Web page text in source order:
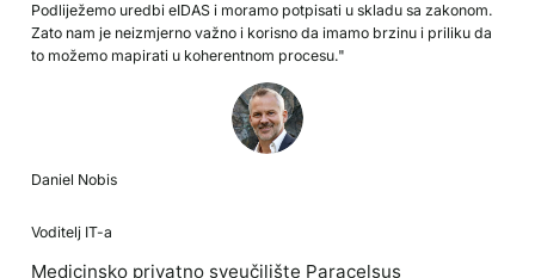
Podliježemo uredbi eIDAS i moramo potpisati u skladu sa zakonom.
Zato nam je neizmjerno važno i korisno da imamo brzinu i priliku da
to možemo mapirati u koherentnom procesu."
Daniel Nobis
Voditelj IT-a
Medicinsko privatno sveučilište Paracelsus